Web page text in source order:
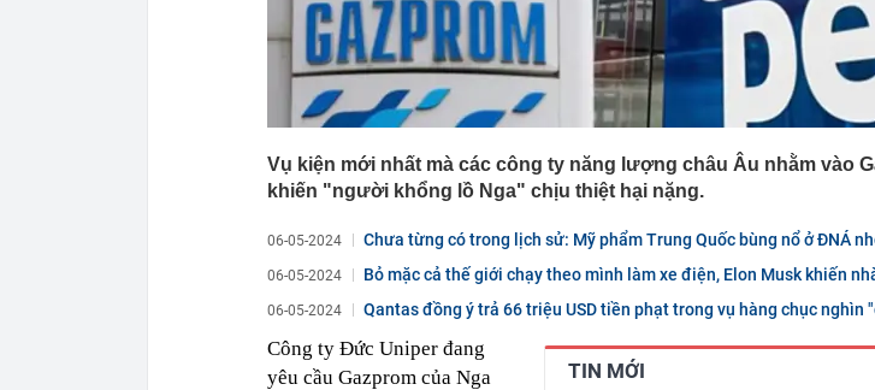
vợ thiếu tá kém 12 tuổi
21:51
Một ô tô biển 29A "dính" gần 100 lần phạt nguội do chạy quá
định: Riêng tháng 7/2026 vi phạm 21 lần
21:37
Tổng thống Trump bực bội vì lộ tin về kho đạn dược Mỹ
21:35
Du khách Tây: Không khí tập thể dục sáng ở Việt Nam 'có tính
Vụ kiện mới nhất mà các công ty năng lượng châu Âu nhằm vào
khiến "người khổng lồ Nga" chịu thiệt hại nặng.
06-05-2024 Chưa từng có trong lịch sử: Mỹ phẩm Trung Quốc bùng nổ ở ĐNÁ
06-05-2024 Bỏ mặc cả thế giới chạy theo mình làm xe điện, Elon Musk khiến
06-05-2024 Qantas đồng ý trả 66 triệu USD tiền phạt trong vụ hàng chục nghìn
TIN MỚI
Công ty Đức Uniper đang
yêu cầu Gazprom của Nga